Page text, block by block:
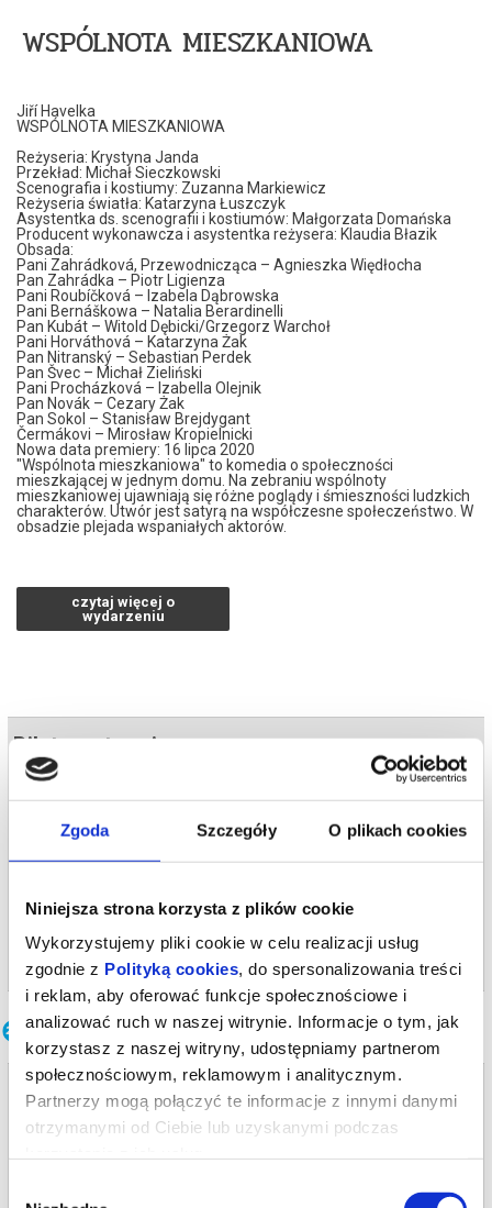
Zgoda Szczegóły O plikach cookies
Niniejsza strona korzysta z plików cookie
Wykorzystujemy pliki cookie w celu realizacji usług
zgodnie z Polityką cookies, do spersonalizowania treści
i reklam, aby oferować funkcje społecznościowe i
analizować ruch w naszej witrynie. Informacje o tym, jak
korzystasz z naszej witryny, udostępniamy partnerom
społecznościowym, reklamowym i analitycznym.
Partnerzy mogą połączyć te informacje z innymi danymi
otrzymanymi od Ciebie lub uzyskanymi podczas
WSPÓLNOTA MIESZKANIOWA
Jiří Havelka
WSPÓLNOTA MIESZKANIOWA
Reżyseria: Krystyna Janda
Przekład: Michał Sieczkowski
Scenografia i kostiumy: Zuzanna Markiewicz
Reżyseria światła: Katarzyna Łuszczyk
Asystentka ds. scenografii i kostiumów: Małgorzata Domańska
Producent wykonawcza i asystentka reżysera: Klaudia Błazik
Obsada:
Pani Zahrádková, Przewodnicząca – Agnieszka Więdłocha
Pan Zahrádka – Piotr Ligienza
Pani Roubíčková – Izabela Dąbrowska
Pani Bernáškowa – Natalia Berardinelli
Pan Kubát – Witold Dębicki/Grzegorz Warchoł
Pani Horváthová – Katarzyna Żak
Pan Nitranský – Sebastian Perdek
Pan Švec – Michał Zieliński
Pani Procházková – Izabella Olejnik
Pan Novák – Cezary Żak
Pan Sokol – Stanisław Brejdygant
Čermákovi – Mirosław Kropielnicki
Nowa data premiery: 16 lipca 2020
"Wspólnota mieszkaniowa" to komedia o społeczności
mieszkającej w jednym domu. Na zebraniu wspólnoty
mieszkaniowej ujawniają się różne poglądy i śmieszności ludzkich
charakterów. Utwór jest satyrą na współczesne społeczeństwo. W
obsadzie plejada wspaniałych aktorów.
Bezpieczne zakupy w Bilety24. W przypadku odwołania
wydarzenia, gwarantujemy automatyczny zwrot środków
potwierdzony komunikatem wysyłanym na adres e-mail, podany
podczas zakupu.
czytaj więcej o
wydarzeniu
Bilety na termin:
16.12.2026 , g. 19:00 (środa)
16.12.2026 , g. 19:00
Warszawa
Och-Teatr w Warszawie
od 77,00 pln
kup bilet
Inne terminy
WSPÓLNOTA MIESZKANIOWA
02.09.2026 , g. 19:00
Warszawa